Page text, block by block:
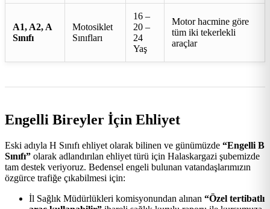
A1, A2, A
Sınıfı
Motosiklet
Sınıfları
16 –
20 –
24
Yaş
Motor hacmine göre
tüm iki tekerlekli
araçlar
Engelli Bireyler İçin Ehliyet
Eski adıyla H Sınıfı ehliyet olarak bilinen ve günümüzde “Engelli B
Sınıfı” olarak adlandırılan ehliyet türü için Halaskargazi şubemizde
tam destek veriyoruz. Bedensel engeli bulunan vatandaşlarımızın
özgürce trafiğe çıkabilmesi için:
İl Sağlık Müdürlükleri komisyonundan alınan “Özel tertibatlı